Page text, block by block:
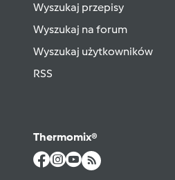
Wyszukaj przepisy
Wyszukaj na forum
Wyszukaj użytkowników
RSS
Thermomix®